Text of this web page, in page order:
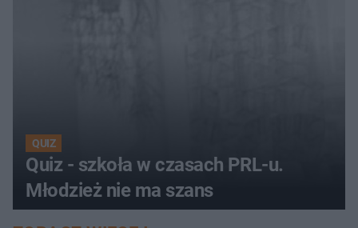
QUIZ
Quiz - szkoła w czasach PRL-u.
Młodzież nie ma szans